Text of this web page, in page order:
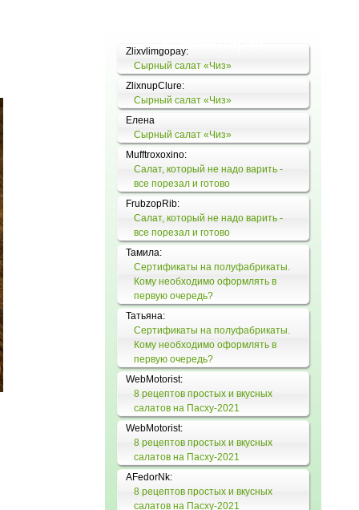
Zlixvlimgopay:
Сырный салат «Чиз»
ZlixnupClure:
Сырный салат «Чиз»
Елена
Сырный салат «Чиз»
Mufftroxoxino:
Салат, который не надо варить -
все порезал и готово
FrubzopRib:
Салат, который не надо варить -
все порезал и готово
Тамила:
Сертификаты на полуфабрикаты.
Кому необходимо оформлять в
первую очередь?
Татьяна:
Сертификаты на полуфабрикаты.
Кому необходимо оформлять в
первую очередь?
WebMotorist:
8 рецептов простых и вкусных
салатов на Пасху-2021
WebMotorist:
8 рецептов простых и вкусных
салатов на Пасху-2021
AFedorNk:
8 рецептов простых и вкусных
салатов на Пасху-2021